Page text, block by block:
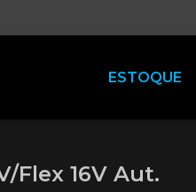
ESTOQUE
Flex 16V Aut.